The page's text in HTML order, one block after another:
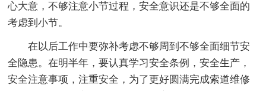
心大意，不够注意小节过程，安全意识还是不够全面的
考虑到小节。
在以后工作中要弥补考虑不够周到不够全面细节安
全隐患。在明半年，要认真学习安全条例，安全生产，
安全注意事项，注重安全，为了更好圆满完成索道维修